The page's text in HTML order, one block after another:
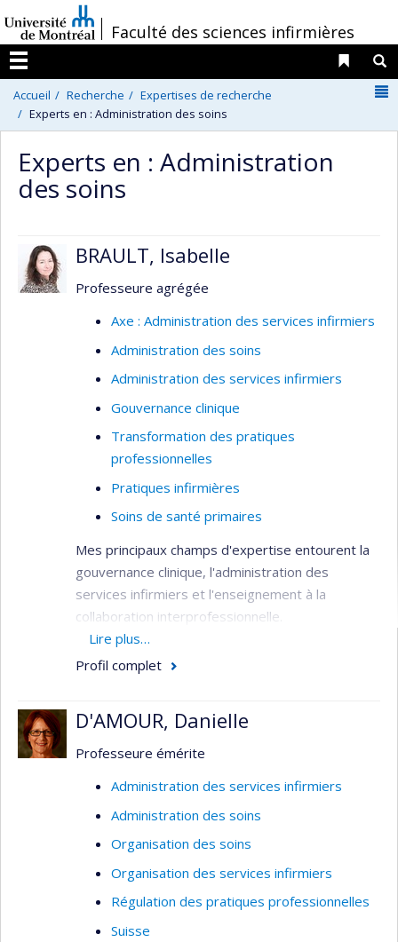
au
contenu
/Faculté des sciences infirmières
Menu
Liens
Accueil Recherche
Expertises de recherche
Experts en : Administration des soins
Experts en : Administration
des soins
BRAULT, Isabelle
Professeure agrégée
Axe : Administration des services infirmiers
Administration des soins
Administration des services infirmiers
Gouvernance clinique
Transformation des pratiques
professionnelles
Pratiques infirmières
Soins de santé primaires
Mes principaux champs d'expertise entourent la
gouvernance clinique, l'administration des
services infirmiers et l'enseignement à la
collaboration interprofessionnelle.
Sujets de recherche:
Organisation des soins de santé
Soins infirmiers
Champs d'application:
système de santé
Lire plus…
Profil complet
D'AMOUR, Danielle
Professeure émérite
Administration des services infirmiers
Administration des soins
Organisation des soins
Organisation des services infirmiers
Régulation des pratiques professionnelles
Suisse